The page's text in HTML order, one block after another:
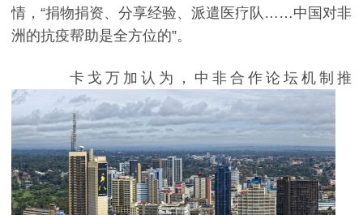
情，“捐物捐资、分享经验、派遣医疗队……中国对非
洲的抗疫帮助是全方位的”。
卡戈万加认为，中非合作论坛机制推